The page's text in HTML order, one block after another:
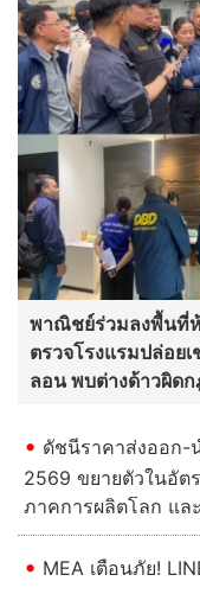
พาณิชย์ร่วมลงพื้นที่
ตรวจโรงแรมปล่อย
ลอน พบต่างด้าวผิด
ดัชนีราคาส่งออก-
2569 ขยายตัวในอัต
ภาคการผลิตโลก แล
MEA เตือนภัย!